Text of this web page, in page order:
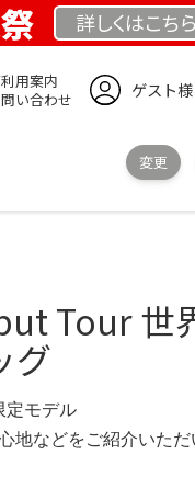
詳しくはこちら
用案内
い合わせ
ゲスト様
変更
Tour 世
グ
定モデル
地などをご紹介いただ